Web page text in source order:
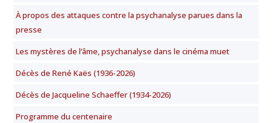
À propos des attaques contre la psychanalyse parues dans la
presse
Les mystères de l’âme, psychanalyse dans le cinéma muet
Décès de René Kaës (1936-2026)
Décès de Jacqueline Schaeffer (1934-2026)
Programme du centenaire